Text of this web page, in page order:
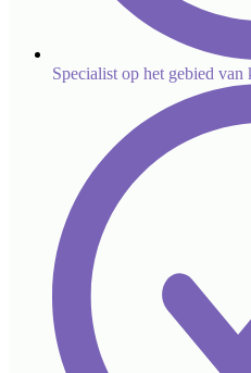
Specialist op het gebied van